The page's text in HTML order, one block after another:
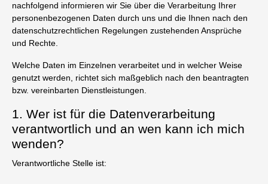
nachfolgend informieren wir Sie über die Verarbeitung Ihrer
personenbezogenen Daten durch uns und die Ihnen nach den
datenschutzrechtlichen Regelungen zustehenden Ansprüche
und Rechte.
Welche Daten im Einzelnen verarbeitet und in welcher Weise
genutzt werden, richtet sich maßgeblich nach den beantragten
bzw. vereinbarten Dienstleistungen.
1. Wer ist für die Datenverarbeitung
verantwortlich und an wen kann ich mich
wenden?
Verantwortliche Stelle ist: